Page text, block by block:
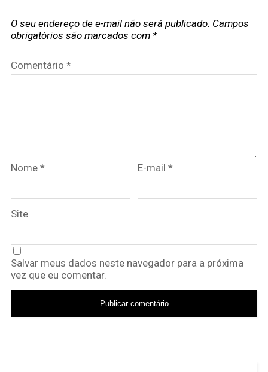
O seu endereço de e-mail não será publicado. Campos
obrigatórios são marcados com *
Comentário *
Nome * E-mail*
Site
Salvar meus dados neste navegador para a próxima
vez que eu comentar.